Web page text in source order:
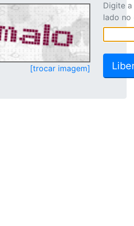
[trocar imagem]
Digite
lado no